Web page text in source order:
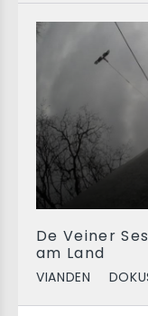
De Veiner
am Land
VIANDEN